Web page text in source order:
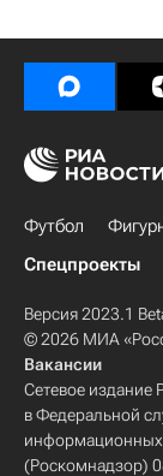
Футбол
Спецпроекты
Версия 2023.1
© 2026 МИА
Вакансии
Сетевое издание
в Федеральной
информационных
(Роскомнадзор)